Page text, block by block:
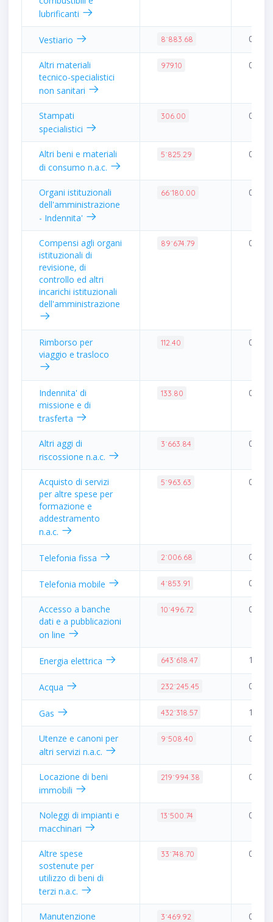
lubrificanti
Vestiario 8˙883.68 0.02%
Altri materiali
tecnico-specialistici
non sanitari
979.10 0.00%
Stampati
specialistici
306.00 0.00%
Altri beni e materiali
di consumo n.a.c.
5˙825.29 0.01%
Organi istituzionali
dell'amministrazione
- Indennita'
66˙180.00 0.16%
Compensi agli organi
istituzionali di
revisione, di
controllo ed altri
incarichi istituzionali
dell'amministrazione
89˙674.79 0.21%
Rimborso per
viaggio e trasloco
112.40 0.00%
Indennita' di
missione e di
trasferta
133.80 0.00%
Altri aggi di
riscossione n.a.c.
3˙663.84 0.01%
Acquisto di servizi
per altre spese per
formazione e
addestramento
n.a.c.
5˙963.63 0.01%
Telefonia fissa 2˙006.68 0.00%
Telefonia mobile 4˙853.91 0.01%
Accesso a banche
dati e a pubblicazioni
on line
10˙496.72 0.02%
Energia elettrica 643˙618.47 1.52%
Acqua 232˙245.45 0.55%
Gas 432˙318.57 1.02%
Utenze e canoni per
altri servizi n.a.c.
9˙508.40 0.02%
Locazione di beni
immobili
219˙994.38 0.52%
Noleggi di impianti e
macchinari
13˙500.74 0.03%
Altre spese
sostenute per
utilizzo di beni di
terzi n.a.c.
33˙748.70 0.08%
Manutenzione 3˙469.92 0.01%